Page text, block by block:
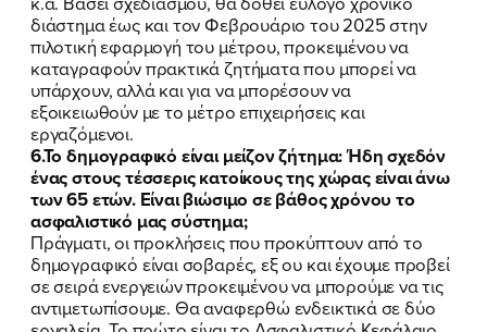
διάστημα έως και τον Φεβρουάριο του 2025 στην
πιλοτική εφαρμογή του μέτρου, προκειμένου να
καταγραφούν πρακτικά ζητήματα που μπορεί να
υπάρχουν, αλλά και για να μπορέσουν να
εξοικειωθούν με το μέτρο επιχειρήσεις και
εργαζόμενοι.
6.Το δημογραφικό είναι μείζον ζήτημα: Ήδη σχεδόν
ένας στους τέσσερις κατοίκους της χώρας είναι άνω
των 65 ετών. Είναι βιώσιμο σε βάθος χρόνου το
ασφαλιστικό μας σύστημα;
Πράγματι, οι προκλήσεις που προκύπτουν από το
δημογραφικό είναι σοβαρές, εξ ου και έχουμε προβεί
σε σειρά ενεργειών προκειμένου να μπορούμε να τις
αντιμετωπίσουμε. Θα αναφερθώ ενδεικτικά σε δύο